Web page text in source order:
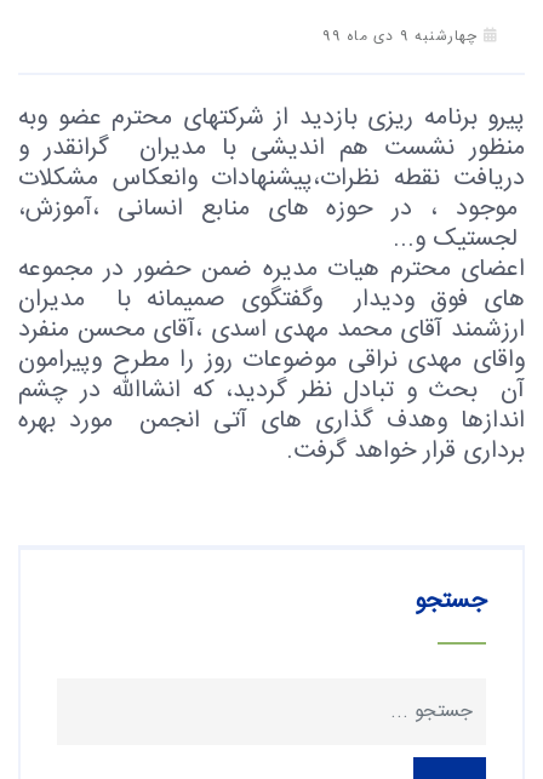
چهارشنبه 9 دی ماه 99
پیرو برنامه ریزی بازدید از شرکتهای محترم عضو وبه
منظور نشست هم اندیشی با مدیران گرانقدر و
دریافت نقطه نظرات،پیشنهادات وانعکاس مشکلات
موجود ، در حوزه های منابع انسانی ،آموزش،
لجستیک و...
اعضای محترم هیات مدیره ضمن حضور در مجموعه
های فوق ودیدار وگفتگوی صمیمانه با مدیران
ارزشمند آقای محمد مهدی اسدی ،آقای محسن منفرد
واقای مهدی نراقی موضوعات روز را مطرح وپیرامون
آن بحث و تبادل نظر گردید، که انشاالله در چشم
اندازها وهدف گذاری های آتی انجمن مورد بهره
برداری قرار خواهد گرفت.
جستجو